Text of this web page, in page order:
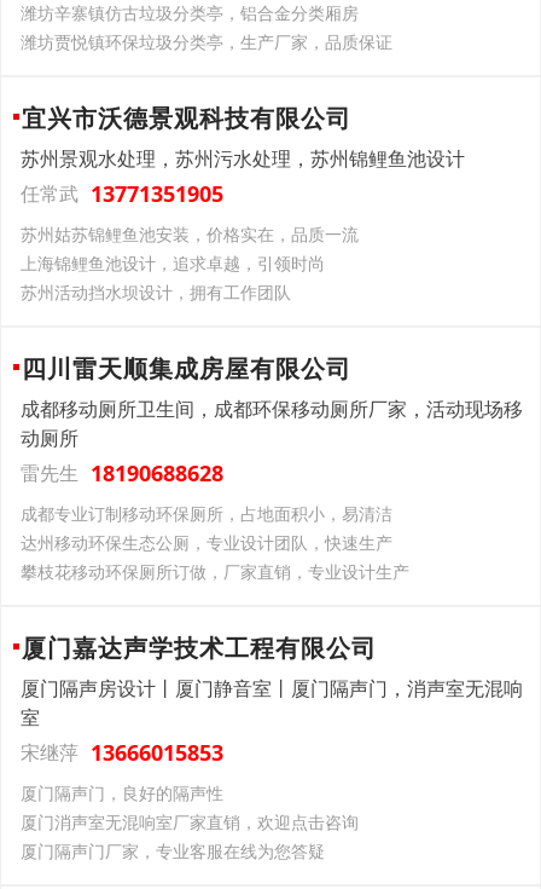
潍坊辛寨镇仿古垃圾分类亭，铝合金分类厢房
潍坊贾悦镇环保垃圾分类亭，生产厂家，品质保证
宜兴市沃德景观科技有限公司
苏州景观水处理，苏州污水处理，苏州锦鲤鱼池设计
任常武 13771351905
苏州姑苏锦鲤鱼池安装，价格实在，品质一流
上海锦鲤鱼池设计，追求卓越，引领时尚
苏州活动挡水坝设计，拥有工作团队
四川雷天顺集成房屋有限公司
成都移动厕所卫生间，成都环保移动厕所厂家，活动现场移
动厕所
雷先生 18190688628
成都专业订制移动环保厕所，占地面积小，易清洁
达州移动环保生态公厕，专业设计团队，快速生产
攀枝花移动环保厕所订做，厂家直销，专业设计生产
厦门嘉达声学技术工程有限公司
厦门隔声房设计丨厦门静音室丨厦门隔声门，消声室无混响
室
宋继萍 13666015853
厦门隔声门，良好的隔声性
厦门消声室无混响室厂家直销，欢迎点击咨询
厦门隔声门厂家，专业客服在线为您答疑